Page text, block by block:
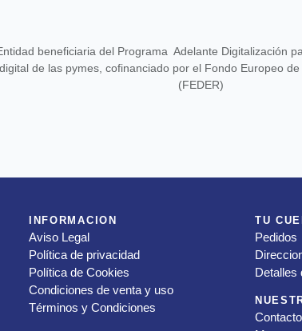
beneficiaria del Programa Adelante Digitalización
digital de las pymes, cofinanciado por el Fondo Europeo
(FEDER)
INFORMACION
Aviso Legal
Política de privacidad
Política de Cookies
Condiciones de venta y uso
Términos y Condiciones
TU
Pedidos
Detalles
Contacto